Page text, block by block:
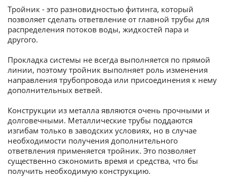
Тройник - это разновидностью фитинга, который
позволяет сделать ответвление от главной трубы для
распределения потоков воды, жидкостей пара и
другого.
Прокладка системы не всегда выполняется по прямой
линии, поэтому тройник выполняет роль изменения
направления трубопровода или присоединения к нему
дополнительных ветвей.
Конструкции из металла являются очень прочными и
долговечными. Металлические трубы поддаются
изгибам только в заводских условиях, но в случае
необходимости получения дополнительного
ответвления применяется тройник. Это позволяет
существенно сэкономить время и средства, что бы
получить необходимую конструкцию.